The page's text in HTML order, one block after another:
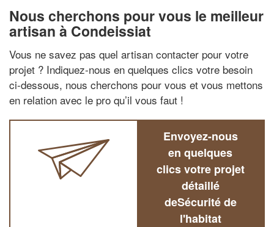
Nous cherchons pour vous le meilleur
artisan à Condeissiat
Vous ne savez pas quel artisan contacter pour votre
projet ? Indiquez-nous en quelques clics votre besoin
ci-dessous, nous cherchons pour vous et vous mettons
en relation avec le pro qu’il vous faut !
Envoyez-nous
en quelques
clics votre projet
détaillé
deSécurité de
l'habitat